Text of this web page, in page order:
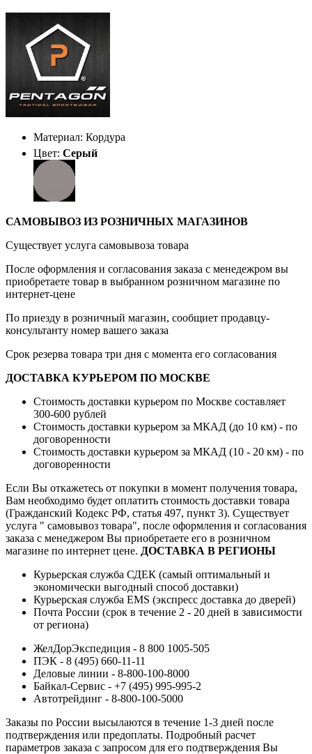
Материал: Кордура
Цвет: Серый
САМОВЫВОЗ ИЗ РОЗНИЧНЫХ МАГАЗИНОВ
Существует услуга самовывоза товара
После оформления и согласования заказа с менедежром вы
приобретаете товар в выбранном розничном магазине по
интернет-цене
По приезду в розничный магазин, сообщиет продавцу-
консультанту номер вашего заказа
Срок резерва товара три дня с момента его согласования
ДОСТАВКА КУРЬЕРОМ ПО МОСКВЕ
Стоимость доставки курьером по Москве составляет
300-600 рублей
Стоимость доставки курьером за МКАД (до 10 км) - по
договоренности
Стоимость доставки курьером за МКАД (10 - 20 км) - по
договоренности
Если Вы откажетесь от покупки в момент получения товара,
Вам необходимо будет оплатить стоимость доставки товара
(Гражданский Кодекс РФ, статья 497, пункт 3). Существует
услуга " самовывоз товара", после оформления и согласования
заказа с менеджером Вы приобретаете его в розничном
магазине по интернет цене. ДОСТАВКА В РЕГИОНЫ
Курьерская служба СДЕК (самый оптимальный и
экономически выгодный способ доставки)
Курьерская служба EMS (экспресс доставка до дверей)
Почта России (срок в течение 2 - 20 дней в зависимости
от региона)
ЖелДорЭкспедиция - 8 800 1005-505
ПЭК - 8 (495) 660-11-11
Деловые линии - 8-800-100-8000
Байкал-Сервис - +7 (495) 995-995-2
Автотрейдинг - 8-800-100-5000
Заказы по России высылаются в течение 1-3 дней после
подтверждения или предоплаты. Подробный расчет
параметров заказа с запросом для его подтверждения Вы